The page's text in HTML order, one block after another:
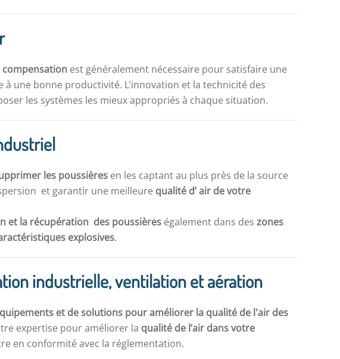
compensation est généralement nécessaire pour satisfaire une
à une bonne productivité. L’innovation et la technicité des
les systèmes les mieux appropriés à chaque situation.
les poussières en les captant au plus près de la source
et garantir une meilleure qualité d’ air de votre
et la récupération des poussières également dans deszones
explosives.
industrielle, ventilation et aération
et de solutions pour améliorer la qualité de l'air des
expertise pour améliorer la qualité de l’air dans votre
en conformité avec la réglementation.